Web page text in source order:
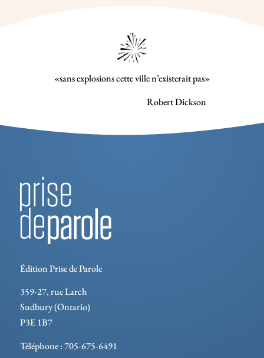
«sans explosions cette ville n’existerait pas»
Robert Dickson
Édition Prise de Parole
359-27, rue Larch
Sudbury (Ontario)
P3E 1B7
Téléphone : 705-675-6491